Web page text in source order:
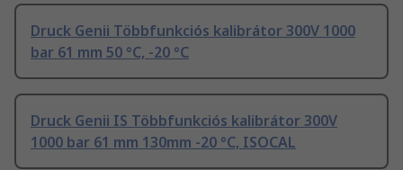
Druck Genii Többfunkciós kalibrátor 300V 1000
bar 61 mm 50 °C, -20 °C
Druck Genii IS Többfunkciós kalibrátor 300V
1000 bar 61 mm 130mm -20 °C, ISOCAL